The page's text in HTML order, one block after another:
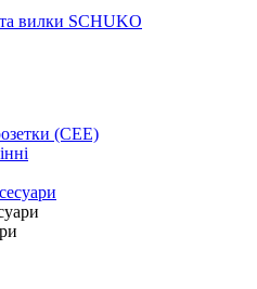
вилки SCHUKO
(CEE)